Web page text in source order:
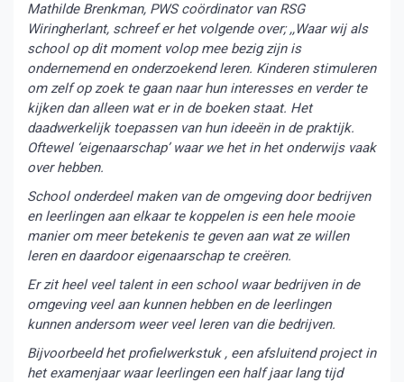
Mathilde Brenkman, PWS coördinator van RSG
Wiringherlant, schreef er het volgende over; ,,Waar wij als
school op dit moment volop mee bezig zijn is
ondernemend en onderzoekend leren. Kinderen stimuleren
om zelf op zoek te gaan naar hun interesses en verder te
kijken dan alleen wat er in de boeken staat. Het
daadwerkelijk toepassen van hun ideeën in de praktijk.
Oftewel ‘eigenaarschap’ waar we het in het onderwijs vaak
over hebben.
School onderdeel maken van de omgeving door bedrijven
en leerlingen aan elkaar te koppelen is een hele mooie
manier om meer betekenis te geven aan wat ze willen
leren en daardoor eigenaarschap te creëren.
Er zit heel veel talent in een school waar bedrijven in de
omgeving veel aan kunnen hebben en de leerlingen
kunnen andersom weer veel leren van die bedrijven.
Bijvoorbeeld het profielwerkstuk , een afsluitend project in
het examenjaar waar leerlingen een half jaar lang tijd